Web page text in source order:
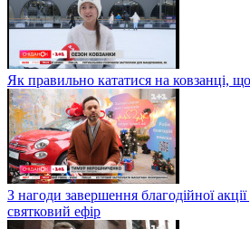
Як правильно кататися на ковзанці,
З нагоди завершення благодійної
святковий ефір